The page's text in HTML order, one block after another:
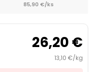
85,90 €/ks
26,20 €
13,10 €/kg